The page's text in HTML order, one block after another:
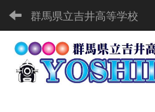
群馬県立吉井高等学校